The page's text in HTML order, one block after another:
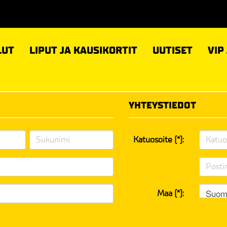
LIPUT JA KAUSIKORTIT UUTISET VIP
YHTEYSTIEDOT
Katuosoite (*):
Maa (*):